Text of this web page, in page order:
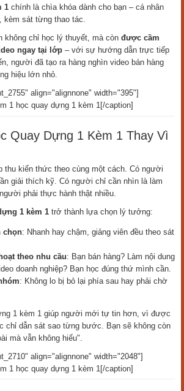
1 chính là chìa khóa dành cho bạn – cá nhân
kèm sát từng thao tác.
không chỉ học lý thuyết, mà còn được cầm
ngay tại lớp – với sự hướng dẫn trực tiếp
người đã tạo ra hàng nghìn video bán hàng
hiệu lớn nhỏ.
align="alignnone" width="395"]
học quay dựng 1 kèm 1[/caption]
Quay Dựng 1 Kèm 1 Thay Vì
thu kiến thức theo cùng một cách. Có người
giải thích kỹ. Có người chỉ cần nhìn là làm
phải thực hành thật nhiều.
1 kèm 1 trở thành lựa chọn lý tưởng:
chọn: Nhanh hay chậm, giảng viên đều theo sát
theo nhu cầu: Bạn bán hàng? Làm nội dung
doanh nghiệp? Bạn học đúng thứ mình cần.
: Không lo bị bỏ lại phía sau hay phải chờ
1 kèm 1 giúp người mới tự tin hơn, vì được
chỉ dẫn sát sao từng bước. Bạn sẽ không còn
mà vẫn không hiểu".
align="alignnone" width="2048"]
học quay dựng 1 kèm 1[/caption]